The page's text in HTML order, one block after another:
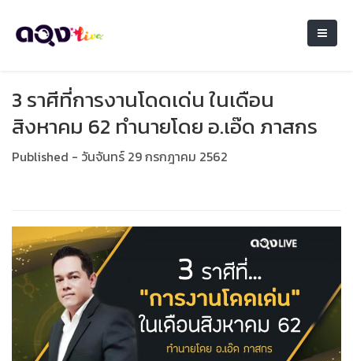
3 ราศีที่การงานโดดเด่น ในเดือน
สิงหาคม 62 ทำนายโดย อ.เอ๊ด ภาสกร
Published - วันจันทร์ 29 กรกฎาคม 2562